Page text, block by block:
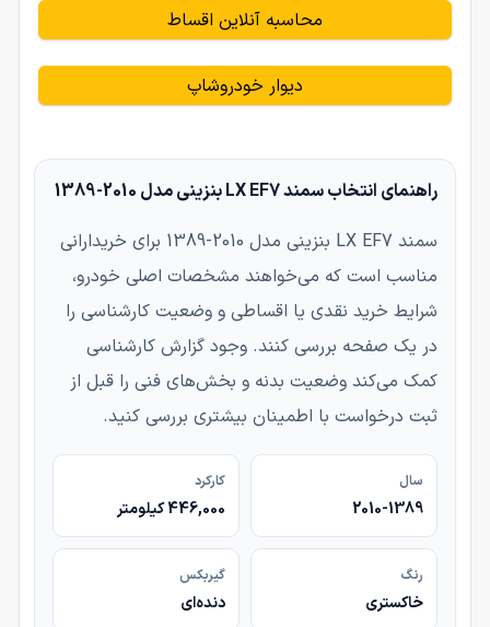
محاسبه آنلاین اقساط
دیوار خودروشاپ
راهنمای انتخاب سمند LX EF7 بنزینی مدل 2010-1389
سمند LX EF7 بنزینی مدل 2010-1389 برای خریدارانی
مناسب است که می‌خواهند مشخصات اصلی خودرو،
شرایط خرید نقدی یا اقساطی و وضعیت کارشناسی را
در یک صفحه بررسی کنند. وجود گزارش کارشناسی
کمک می‌کند وضعیت بدنه و بخش‌های فنی را قبل از
ثبت درخواست با اطمینان بیشتری بررسی کنید.
سال
2010-1389
کارکرد
446,000 کیلومتر
رنگ
خاکستری
گیربکس
دنده‌ای